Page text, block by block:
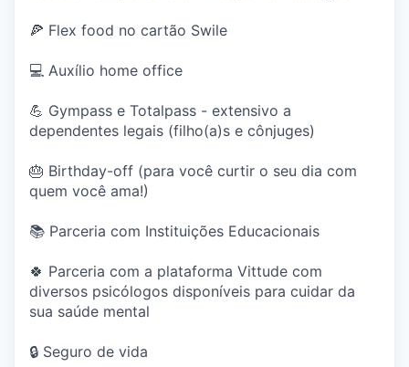
🍕 Flex food no cartão Swile
💻 Auxílio home office
💪 Gympass e Totalpass - extensivo a
dependentes legais (filho(a)s e cônjuges)
🎂 Birthday-off (para você curtir o seu dia com
quem você ama!)
📚 Parceria com Instituições Educacionais
🍀 Parceria com a plataforma Vittude com
diversos psicólogos disponíveis para cuidar da
sua saúde mental
🔒 Seguro de vida